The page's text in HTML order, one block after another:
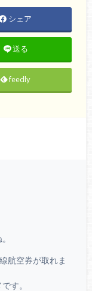
シェア
送る
feedly
航空券が取れま
す。